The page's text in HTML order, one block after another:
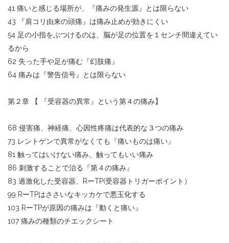
41 痛いと感じる場所が、『痛みの発生源』とは限らない
43 『肩コリ由来の頭痛』は痛み止めが効きにくい
54 足の小指をぶつけるのは、脳が足の位置を１センチ間違えてい
るから
62 失った手や足が痛む『幻肢痛』
64 痛みは『警告信号』とは限らない
第２章 【 『受容器の異常』という第４の痛み】
68 侵害痛、神経痛、心因性疼痛は代表的な３つの痛み
73 レントゲンで異常がなくても『痛いものは痛い』
81 触ってはいけない痛み、触ってもいい痛み
86 刺激することで治る『第４の痛み』
83 過激化した受容器、RーTP(受容器トリガーポイント）
99 RーTPはささいなキッカケで悪玉化する
103 RーTPが原因の痛みは『動くと痛い』
107 痛みの種類のチエックシート